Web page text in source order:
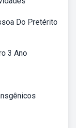
Do Pretérito
3 Ano